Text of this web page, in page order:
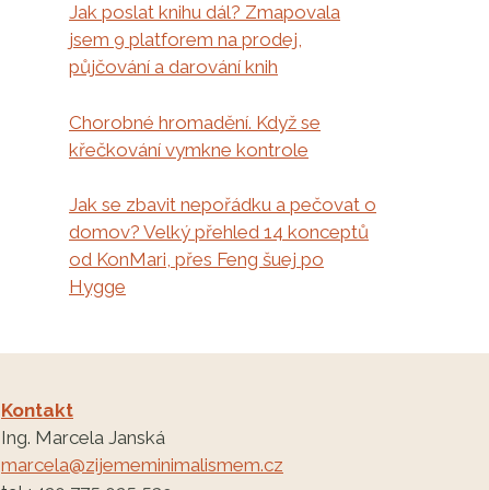
Jak poslat knihu dál? Zmapovala
jsem 9 platforem na prodej,
půjčování a darování knih
Chorobné hromadění. Když se
křečkování vymkne kontrole
Jak se zbavit nepořádku a pečovat o
domov? Velký přehled 14 konceptů
od KonMari, přes Feng šuej po
Hygge
Kontakt
Ing. Marcela Janská
marcela@zijememinimalismem.cz